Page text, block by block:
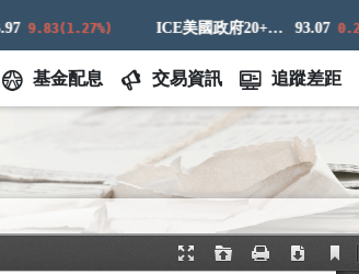
9.83(1.27%) ICE美國政府20+年期債券指數 93.07
基金配息 交易資訊 追蹤差距